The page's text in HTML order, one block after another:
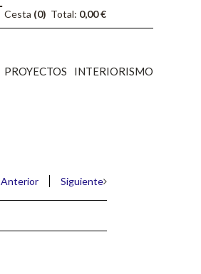
PROYECTOS INTERIORISMO
Cesta (0) Total: 0,00 €
Anterior Siguiente